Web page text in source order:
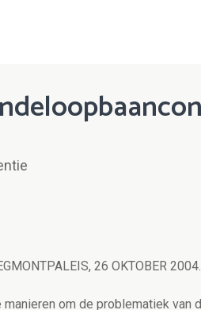
26 OKTOBER
om de problematiek van